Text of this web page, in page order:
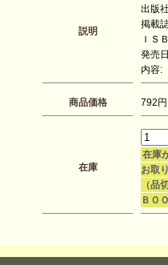
説明
出版
掲載
ＩＳ
発売
内容:
商品価格 792円
在庫
在庫
お取
（品
ＢＯ